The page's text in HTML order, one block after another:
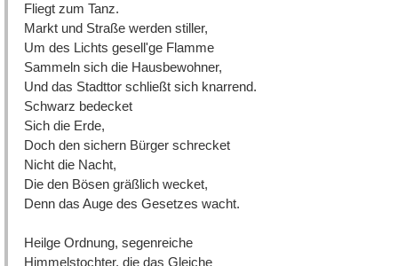
Fliegt zum Tanz.
Markt und Straße werden stiller,
Um des Lichts gesell'ge Flamme
Sammeln sich die Hausbewohner,
Und das Stadttor schließt sich knarrend.
Schwarz bedecket
Sich die Erde,
Doch den sichern Bürger schrecket
Nicht die Nacht,
Die den Bösen gräßlich wecket,
Denn das Auge des Gesetzes wacht.
Heilge Ordnung, segenreiche
Himmelstochter, die das Gleiche